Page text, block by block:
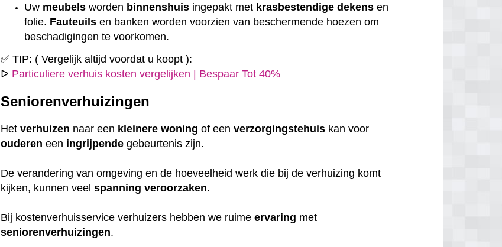
Uw meubels worden binnenshuis ingepakt met krasbestendige dekens en
folie. Fauteuils en banken worden voorzien van beschermende hoezen om
beschadigingen te voorkomen.
✅ TIP: ( Vergelijk altijd voordat u koopt ):
ᐅ Particuliere verhuis kosten vergelijken | Bespaar Tot 40%
Seniorenverhuizingen
Hetverhuizen naar een kleinere woning of eenverzorgingstehuis kan voor
ouderen een ingrijpende gebeurtenis zijn.
De verandering van omgeving en de hoeveelheid werk die bij de verhuizing komt
kijken, kunnen veelspanning veroorzaken.
Bij kostenverhuisservice verhuizers hebben we ruimeervaring met
seniorenverhuizingen.